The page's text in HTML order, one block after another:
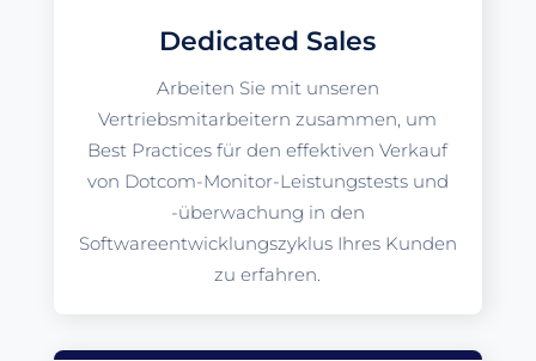
Dedicated Sales
Arbeiten Sie mit unseren
Vertriebsmitarbeitern zusammen, um
Best Practices für den effektiven Verkauf
von Dotcom-Monitor-Leistungstests und
-überwachung in den
Softwareentwicklungszyklus Ihres Kunden
zu erfahren.